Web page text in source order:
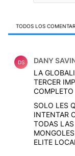
TODOS LOS
DS DANY
LA GLOBALIZACION EL
TERCER
COMPLETO
SOLO LES
INTENTAR
TODAS LAS
MONGOLES Y LOS SUECOS INVITADOS POR LA
ELITE
ENORMES